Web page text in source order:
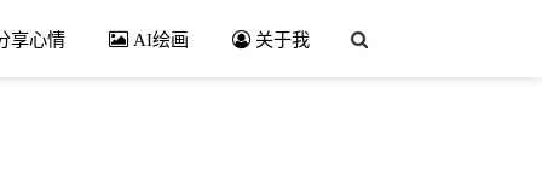
享心情 AI绘画 关于我